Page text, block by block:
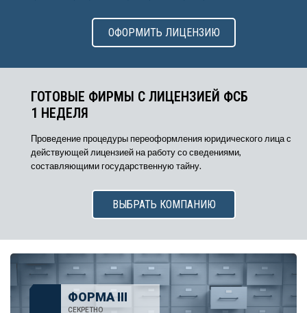
ОФОРМИТЬ ЛИЦЕНЗИЮ
ГОТОВЫЕ ФИРМЫ С ЛИЦЕНЗИЕЙ ФСБ
1 НЕДЕЛЯ
Проведение процедуры переоформления юридического лица с
действующей лицензией на работу со сведениями,
составляющими государственную тайну.
ВЫБРАТЬ КОМПАНИЮ
ФОРМА III
СЕКРЕТНО